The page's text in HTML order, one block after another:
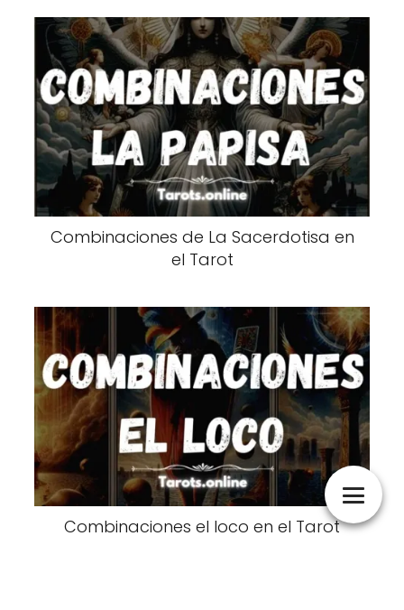
Combinaciones de La Sacerdotisa en
el Tarot
Combinaciones el loco en el Tarot